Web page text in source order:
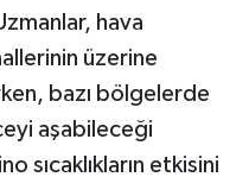
hava
üzerine
bazı bölgelerde
aşabileceği
sıcaklıkların etkisini